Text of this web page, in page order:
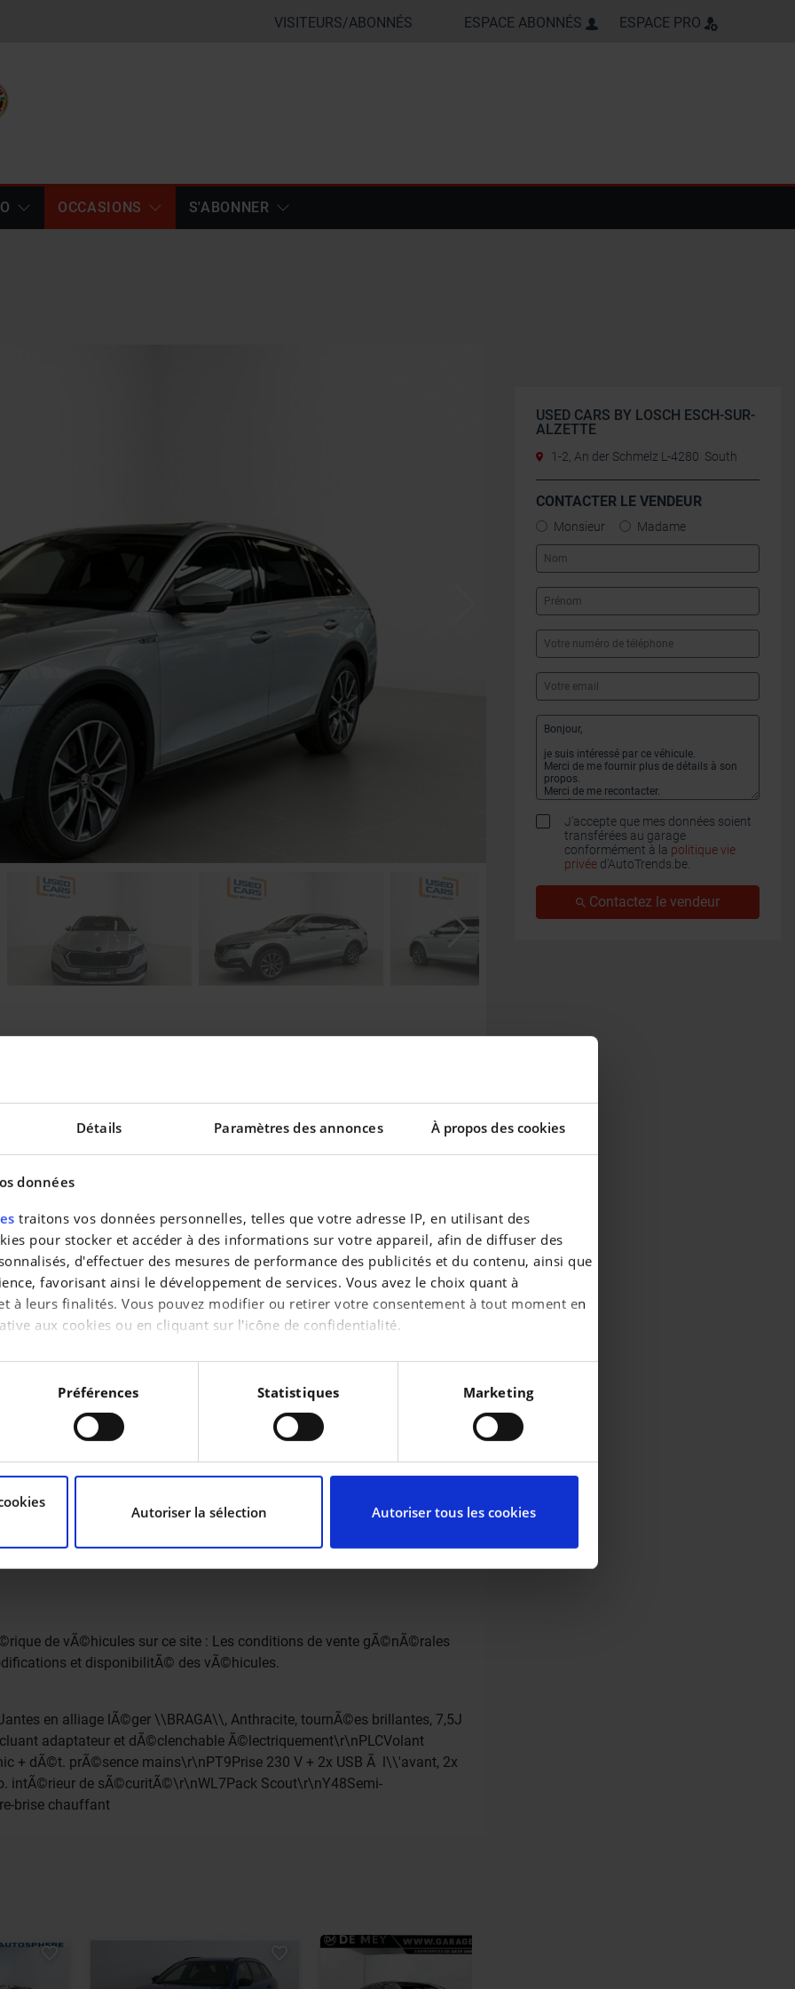
Détails Paramètres des annonces À propos des cookies
données
traitons vos données personnelles, telles que votre adresse IP, en utilisant des
pour stocker et accéder à des informations sur votre appareil, afin de diffuser des
d'effectuer des mesures de performance des publicités et du contenu, ainsi que
favorisant ainsi le développement de services. Vous avez le choix quant à
à leurs finalités. Vous pouvez modifier ou retirer votre consentement à tout moment en
aux cookies ou en cliquant sur l'icône de confidentialité.
également :
sur votre localisation géographique qui peuvent être précises à plusieurs mètres
en l'analysant activement pour en relever les caractéristiques spécifiques (empreintes
de vos données personnelles et définir vos préférences, reportez-vous à la
modifier ou retirer votre consentement à tout moment à partir de la déclaration sur
personnaliser le contenu et les annonces, d’offrir des fonctionnalités relatives aux
fournies ou qu’ils ont collectées lors de votre utilisation de leurs services.
Préférences Statistiques Marketing
Autoriser la sélection Autoriser tous les cookies
VISITEURS/ABONNÉS ESPACE ABONNÉS ESPACE PRO
OCCASIONS S'ABONNER
taux !
KILOMÉTRAGE
84 487 km
CYLINDRÉE
1 968 cc
MÉTALLISÉ
de vÃ©hicules sur ce site : Les conditions de vente gÃ©nÃ©rales
et disponibilitÃ© des vÃ©hicules.
en alliage lÃ©ger \\BRAGA\\, Anthracite, tournÃ©es brillantes, 7,5J
adaptateur et dÃ©clenchable Ã©lectriquement\r\nPLCVolant
+ dÃ©t. prÃ©sence mains\r\nPT9Prise 230 V + 2x USB Ã l\\'avant, 2x
intÃ©rieur de sÃ©curitÃ©\r\nWL7Pack Scout\r\nY48Semi-
brise chauffant
USED CARS BY LOSCH ESCH-SUR-
ALZETTE
1-2, An der Schmelz L-4280 South
CONTACTER LE VENDEUR
Monsieur Madame
J'accepte que mes données soient
transférées au garage
conformément à la politique vie
privée d’AutoTrends.be.
Contactez le vendeur